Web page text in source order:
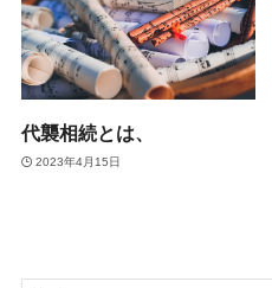
代襲相続とは、
2023年4月15日